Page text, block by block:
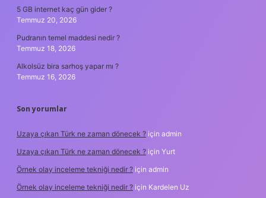
5 GB internet kaç gün gider ?
Temmuz 20, 2026
Pudranın temel maddesi nedir ?
Temmuz 18, 2026
Alkolsüz bira sarhoş yapar mı ?
Temmuz 16, 2026
Son yorumlar
Uzaya çıkan Türk ne zaman dönecek ? için admin
Uzaya çıkan Türk ne zaman dönecek ? için Yurt
Örnek olay inceleme tekniği nedir ? için admin
Örnek olay inceleme tekniği nedir ? için Kardelen Uz